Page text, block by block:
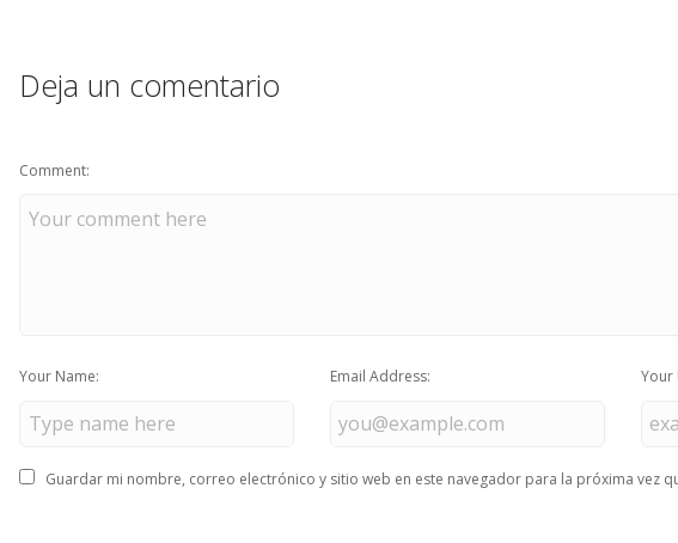
Deja un comentario
Comment:
Your Name: Email Address: Your
Guardar mi nombre, correo electrónico y sitio web en este navegador para la próxima vez